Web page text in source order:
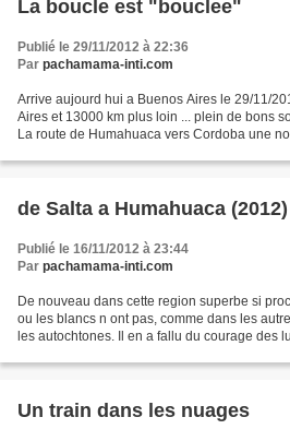
La boucle est "bouclee"
Publié le 29/11/2012 à 22:36
Par pachamama-inti.com
Arrive aujourd hui a Buenos Aires le 29/11/
Aires et 13000 km plus loin ... plein de bons
La route de Humahuaca vers Cordoba une
de Salta a Humahuaca (2012)
Publié le 16/11/2012 à 23:44
Par pachamama-inti.com
De nouveau dans cette region superbe si
ou les blancs n ont pas, comme dans les
les autochtones. Il en a fallu du courage des
Un train dans les nuages